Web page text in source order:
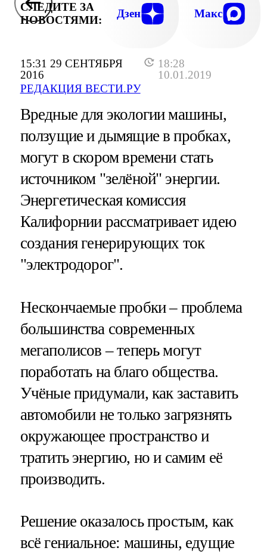
15:31 29 СЕНТЯБРЯ
2016
18:28
10.01.2019
РЕДАКЦИЯ ВЕСТИ.РУ
СЛЕДИТЕ ЗА
НОВОСТЯМИ:
Дзен Макс
Вредные для экологии машины,
ползущие и дымящие в пробках,
могут в скором времени стать
источником "зелёной" энергии.
Энергетическая комиссия
Калифорнии рассматривает идею
создания генерирующих ток
"электродорог".
Нескончаемые пробки – проблема
большинства современных
мегаполисов – теперь могут
поработать на благо общества.
Учёные придумали, как заставить
автомобили не только загрязнять
окружающее пространство и
тратить энергию, но и самим её
производить.
Решение оказалось простым, как
всё гениальное: машины, едущие